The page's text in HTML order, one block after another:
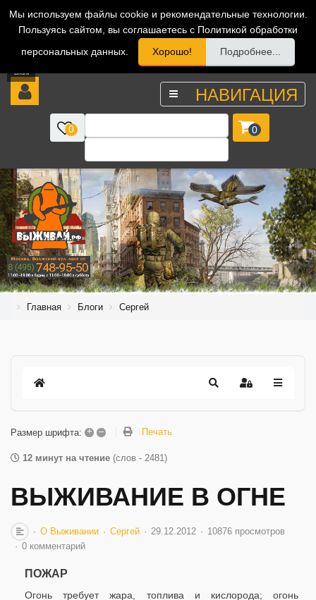
Мы используем файлы cookie и рекомендательные технологии.
Пользуясь сайтом, вы соглашаетесь с Политикой обработки
персональных данных.
Хорошо! Подробнее...
НАВИГАЦИЯ
0 0
Главная Блоги Сергей
Размер шрифта: + – Печать
12 минут на чтение (слов - 2481)
ВЫЖИВАНИЕ В ОГНЕ
О Выживании Сергей 29.12.2012
10876 просмотров
0 комментарий
ПОЖАР
Огонь требует жара, топлива и кислорода; огонь